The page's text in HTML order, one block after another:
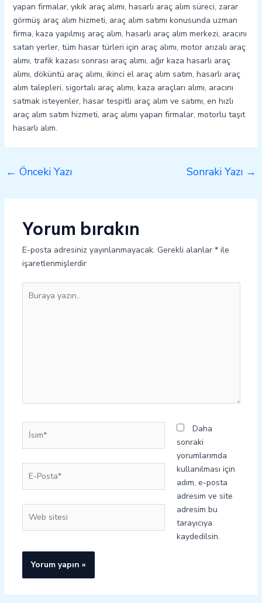
yapan firmalar, yıkık araç alımı, hasarlı araç alım süreci, zarar
görmüş araç alım hizmeti, araç alım satımı konusunda uzman
firma, kaza yapılmış araç alım, hasarlı araç alım merkezi, aracını
satan yerler, tüm hasar türleri için araç alımı, motor arızalı araç
alımı, trafik kazası sonrası araç alımı, ağır kaza hasarlı araç
alımı, döküntü araç alımı, ikinci el araç alım satım, hasarlı araç
alım talepleri, sigortalı araç alımı, kaza araçları alımı, aracını
satmak isteyenler, hasar tespitli araç alım ve satımı, en hızlı
araç alım satım hizmeti, araç alımı yapan firmalar, motorlu taşıt
hasarlı alım.
← Önceki Yazı Sonraki Yazı →
Yorum bırakın
E-posta adresiniz yayınlanmayacak. Gerekli alanlar *ile
işaretlenmişlerdir
yazın..
İsim*
Posta*
sitesi
Daha
sonraki
yorumlarımda
kullanılması için
adım, e-posta
adresim ve site
adresim bu
tarayıcıya
kaydedilsin.